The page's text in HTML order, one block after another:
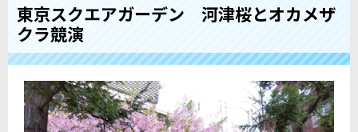
東京スクエアガーデン 河津桜とオカメザ
クラ競演